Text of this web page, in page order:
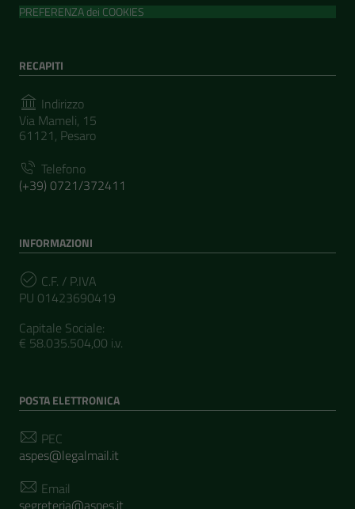
PREFERENZA dei COOKIES
RECAPITI
Indirizzo
Via Mameli, 15
61121, Pesaro
Telefono
(+39) 0721/372411
INFORMAZIONI
C.F. / P.IVA
PU 01423690419
Capitale Sociale:
€ 58.035.504,00 i.v.
POSTA ELETTRONICA
PEC
aspes@legalmail.it
Email
segreteria@aspes.it